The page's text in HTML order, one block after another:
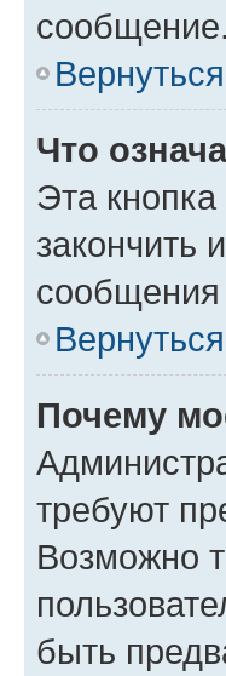
сообщение.
Что
Эта
закончить
сообщения
Почему
требуют
Возможно
быть